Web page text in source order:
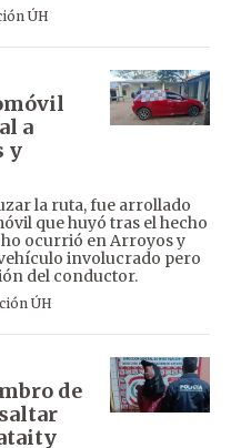
ÚH
a
y
la ruta, fue arrollado
que huyó tras el hecho
ocurrió en Arroyos y
involucrado pero
del conductor.
ÚH
de